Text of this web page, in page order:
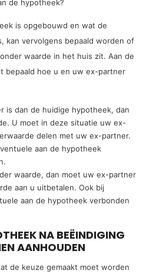
de hypotheek?
is opgebouwd en wat de
kan vervolgens bepaald worden of
waarde in het huis zit. Aan de
bepaald hoe u en uw ex-partner
is dan de huidige hypotheek, dan
U moet in deze situatie uw ex-
delen met uw ex-partner.
aan de hypotheek
waarde, dan moet uw ex-partner
aan u uitbetalen. Ook bij
aan de hypotheek verbonden
NA BEËINDIGING
AANHOUDEN
de keuze gemaakt moet worden